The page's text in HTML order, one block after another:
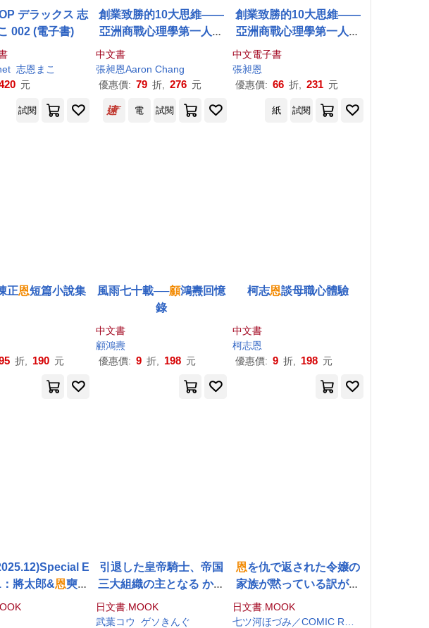
デラックス 志
002 (電子書)
志恩 まこ
元
創業致勝的10大思維——
亞洲商戰心理學第一人張
昶恩，教你超前部署富裕
人生之道
中文書
張昶恩Aaron Chang
優惠價: 79 折, 276 元
創業致勝的10大思維——
亞洲商戰心理學第一人張
昶恩，教你超前部署富裕
人生之道 (電子書)
中文電子書
張昶恩
優惠價: 66 折, 231 元
試閱 電 試閱 紙 試閱
正恩短篇小說集
折, 190 元
風雨七十載──顧鴻燾回憶
錄
中文書
顧鴻燾
優惠價: 9 折, 198 元
柯志恩談母職心體驗
中文書
柯志恩
優惠價: 9 折, 198 元
E
將太郎&恩奭&
燦(RIIZE)
引退した皇帝騎士、帝国
三大組織の主となる かつ
て救った少女たちが
しのため組織を立ち上げ
日文書.MOOK
武葉コウ
ゲソきんぐ
恩を仇で返された令嬢の
家族が黙っている訳がな
い 3
日文書.MOOK